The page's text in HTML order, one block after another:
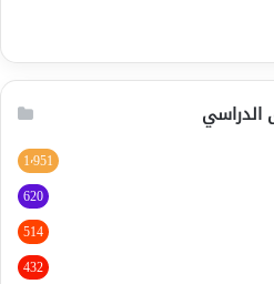
الدراسي
1٬951
620
514
432